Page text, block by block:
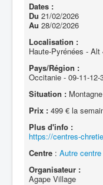
Dates :
Du 21/02/2026
Au 28/02/2026
Localisation :
Haute-Pyrénées -
Pays/Région :
Occitanie - 09-11-12-
Situation : Montagne
Prix : 499 € la
Plus d'info :
https://centres-
Centre : Autre centre
Organisateur :
Agape Village